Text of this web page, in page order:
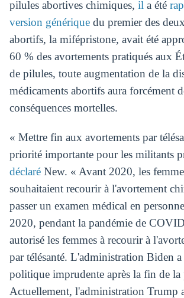
pilules abortives chimiques, il a été
version génériquedu premier des
abortifs, la mifépristone, avait été
60 % des avortements pratiqués aux
de pilules, toute augmentation de la
médicaments abortifs aura forcément
conséquences mortelles.
« Mettre fin aux avortements par
priorité importante pour les militants
déclaréNew. « Avant 2020, les
souhaitaient recourir à l'avortement
passer un examen médical en
2020, pendant la pandémie de
autorisé les femmes à recourir à
par télésanté. L'administration Biden
politique imprudente après la fin de la
Actuellement, l'administration Trump